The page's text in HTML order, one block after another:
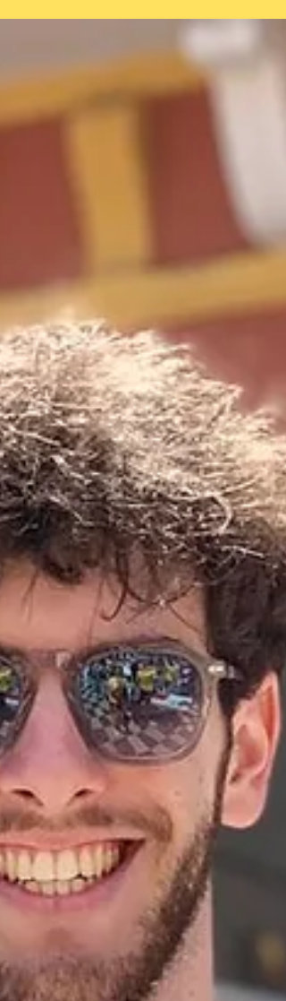
automatique — et c’est là que tout se joue. Ce
systématiquement Interdiction d’approcher des
mineurs Interdiction d’exercer avec des enfants
Éloignement immédiat de la victime Contrôle
judiciaire avec suivi psychologique Détention